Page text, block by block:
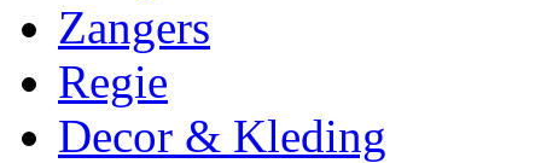
Zangers
Regie
Decor & Kleding